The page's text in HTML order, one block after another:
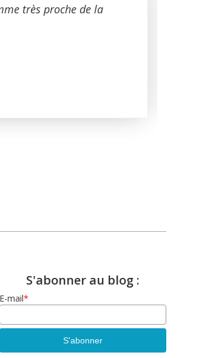
très proche de la
S'abonner au blog :
E-mail*